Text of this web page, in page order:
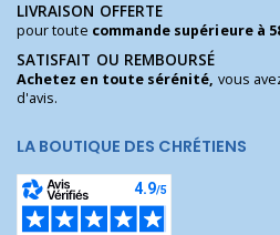
LIVRAISON OFFERTE
pour toute commande supérieure à
SATISFAIT OU REMBOURSÉ
Achetez en toute sérénité, vous
d'avis.
LA BOUTIQUE DES CHRÉTIENS